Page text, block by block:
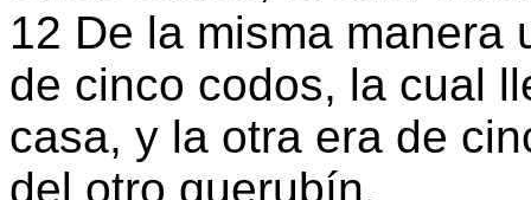
12 De la misma manera
de cinco codos, la cual
casa, y la otra era de
del otro querubín.